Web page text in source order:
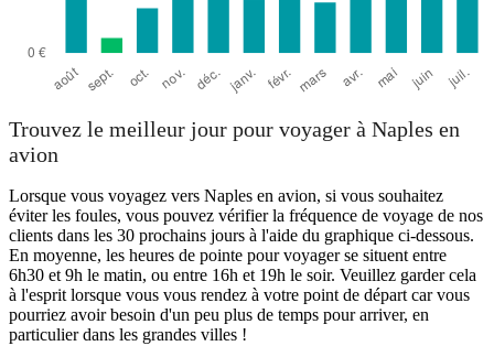
Trouvez le meilleur jour pour voyager à Naples en
avion
Lorsque vous voyagez vers Naples en avion, si vous souhaitez
éviter les foules, vous pouvez vérifier la fréquence de voyage de nos
clients dans les 30 prochains jours à l'aide du graphique ci-dessous.
En moyenne, les heures de pointe pour voyager se situent entre
6h30 et 9h le matin, ou entre 16h et 19h le soir. Veuillez garder cela
à l'esprit lorsque vous vous rendez à votre point de départ car vous
pourriez avoir besoin d'un peu plus de temps pour arriver, en
particulier dans les grandes villes !